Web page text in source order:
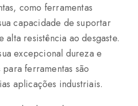
como ferramentas
capacidade de suportar
alta resistência ao desgaste.
excepcional dureza e
ferramentas são
aplicações industriais.